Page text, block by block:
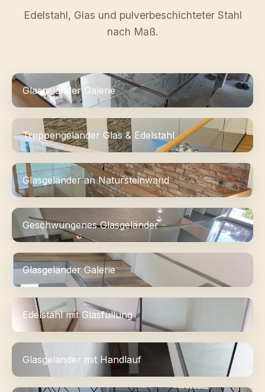
Edelstahl, Glas und pulverbeschichteter Stahl
nach Maß.
Glasgeländer Galerie
Treppengeländer Glas & Edelstahl
Glasgeländer an Natursteinwand
Geschwungenes Glasgeländer
Glasgeländer Galerie
Edelstahl mit Glasfüllung
Glasgeländer mit Handlauf